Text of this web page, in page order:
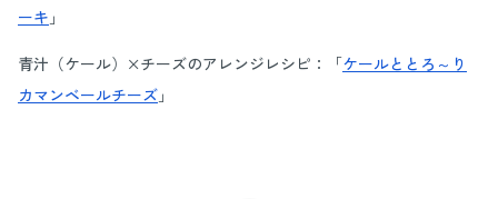
ーキ 」
青汁（ケール）×チーズのアレンジレシピ：「ケールととろ～り
カマンベールチーズ 」